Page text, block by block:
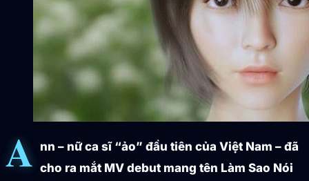
A nn – nữ ca sĩ “ảo” đầu tiên của Việt Nam – đã
cho ra mắt MV debut mang tên Làm Sao Nói